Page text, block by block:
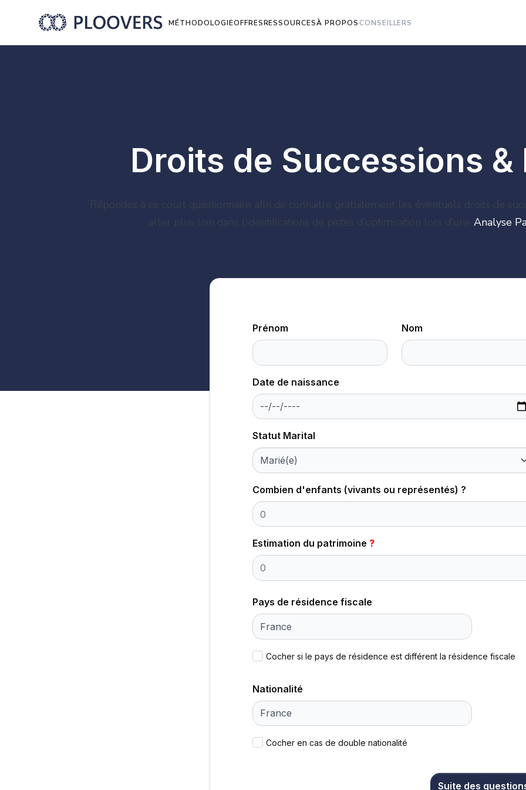
MÉTHODOLOGIEOFFRESRESSOURCESÀ PROPOS CONSEILLERS
Droits de Successions
Répondez à ce court questionnaire afin de connaitre gratuitement les éventuels droits de
aller plus loin dans l'identifications de pistes d'optimisation lors d'uneAnalyse
Prénom Nom
Date de naissance
Statut Marital
Combien d'enfants (vivants ou représentés) ?
Estimation du patrimoine ?
Pays de résidence fiscale
Cocher si le pays de résidence est différent la résidence fiscale
Nationalité
Cocher en cas de double nationalité
Suite des